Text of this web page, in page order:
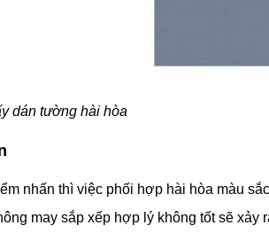
dán tường hài hòa
nhấn thì việc phối hợp hài hòa màu
may sắp xếp hợp lý không tốt sẽ